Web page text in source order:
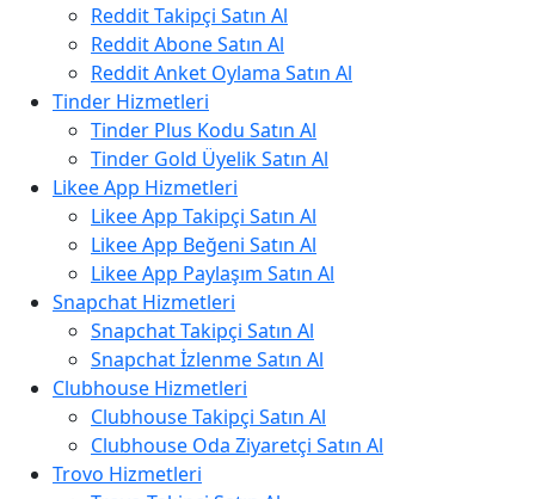
Reddit Takipçi Satın Al
Reddit Abone Satın Al
Reddit Anket Oylama Satın Al
Tinder Hizmetleri
Tinder Plus Kodu Satın Al
Tinder Gold Üyelik Satın Al
Likee App Hizmetleri
Likee App Takipçi Satın Al
Likee App Beğeni Satın Al
Likee App Paylaşım Satın Al
Snapchat Hizmetleri
Snapchat Takipçi Satın Al
Snapchat İzlenme Satın Al
Clubhouse Hizmetleri
Clubhouse Takipçi Satın Al
Clubhouse Oda Ziyaretçi Satın Al
Trovo Hizmetleri